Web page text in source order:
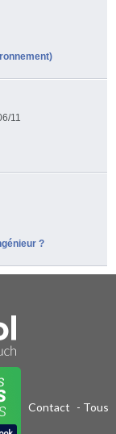
11
?
Contact - Tous